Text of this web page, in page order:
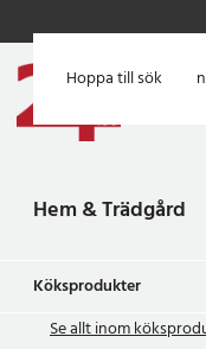
Hoppa till
Hoppa till sök
Hem & Trädgård
Köksprodukter
Se allt inom